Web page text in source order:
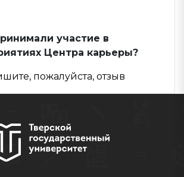
участие в
Центра карьеры?
пожалуйста, отзыв